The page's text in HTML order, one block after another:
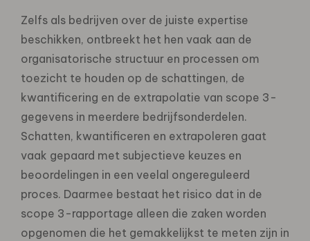
Zelfs als bedrijven over de juiste expertise
beschikken, ontbreekt het hen vaak aan de
organisatorische structuur en processen om
toezicht te houden op de schattingen, de
kwantificering en de extrapolatie van scope 3-
gegevens in meerdere bedrijfsonderdelen.
Schatten, kwantificeren en extrapoleren gaat
vaak gepaard met subjectieve keuzes en
beoordelingen in een veelal ongereguleerd
proces. Daarmee bestaat het risico dat in de
scope 3-rapportage alleen die zaken worden
opgenomen die het gemakkelijkst te meten zijn in